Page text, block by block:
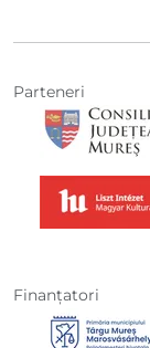
Parteneri
Finanţatori